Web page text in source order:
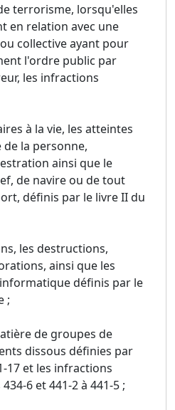
terrorisme, lorsqu'elles
en relation avec une
collective ayant pour
l'ordre public par
les infractions
à la vie, les atteintes
la personne,
ainsi que le
de navire ou de tout
définis par le livre II du
les destructions,
ainsi que les
définis par le
;
de groupes de
dissous définies par
17 et les infractions
6 et 441-2 à 441-5 ;